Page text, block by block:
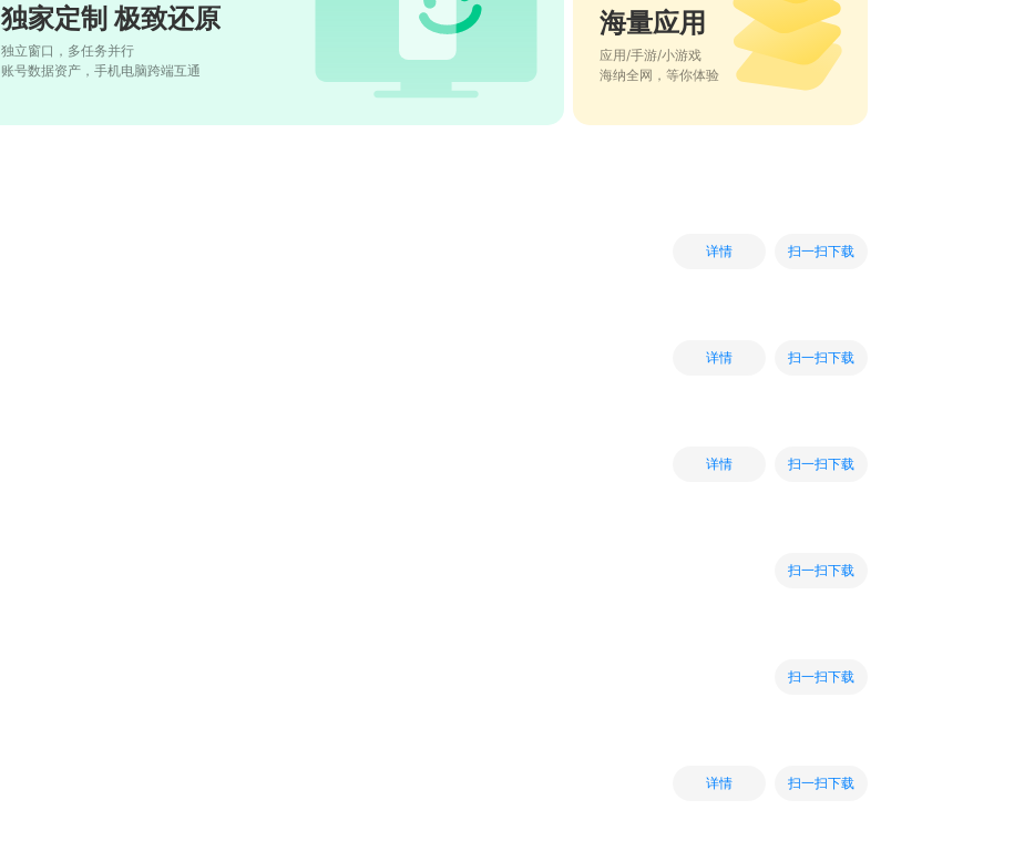
独家定制 极致还原
独立窗口，多任务并行
账号数据资产，手机电脑跨端互通
海量应用
应用/手游/小游戏
海纳全网，等你体验
详情 扫一扫下载
详情 扫一扫下载
详情 扫一扫下载
扫一扫下载
扫一扫下载
详情 扫一扫下载